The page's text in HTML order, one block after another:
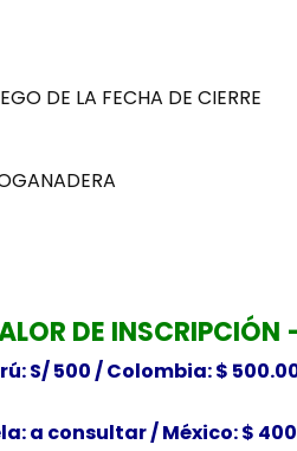
DE LA FECHA DE CIERRE
DE INSCRIPCIÓN
S/ 500 /Colombia: $
a consultar /México: $